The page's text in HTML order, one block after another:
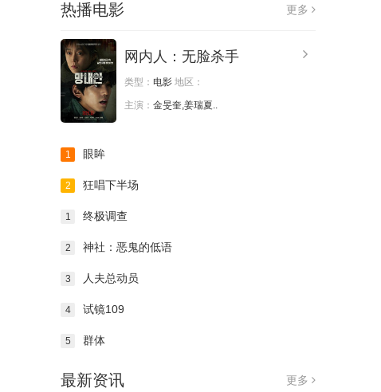
热播电影 更多
网内人：无脸杀手
类型： 电影 地区：
主演： 金旻奎,姜瑞夏..
1 眼眸
2 狂唱下半场
1 终极调查
2 神社：恶鬼的低语
3 人夫总动员
4 试镜109
5 群体
最新资讯 更多